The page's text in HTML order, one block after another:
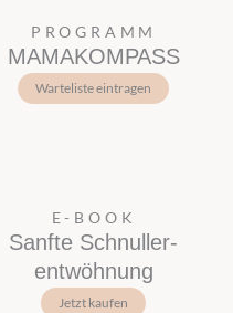
PROGRAMM
MAMA­KOMPASS
Warteliste eintragen
E-BOOK
Sanfte Schnuller­
entwöhnung
Jetzt kaufen